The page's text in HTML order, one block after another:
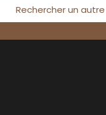
Rechercher un